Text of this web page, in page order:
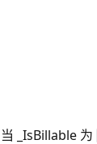
_IsBillable 为